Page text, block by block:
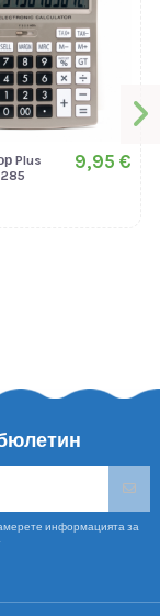
Plus
9,95 €
информацията за